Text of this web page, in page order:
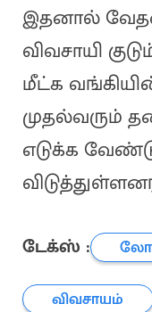
இதனால்
விவசாயி
மீட்க
முதல்வரும்
எடுக்க
டேக்ஸ் :
விவசாயம்